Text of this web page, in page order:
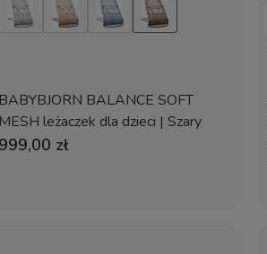
BABYBJORN BALANCE SOFT
MESH leżaczek dla dzieci | Szary
Beż/Biały
999,00 zł